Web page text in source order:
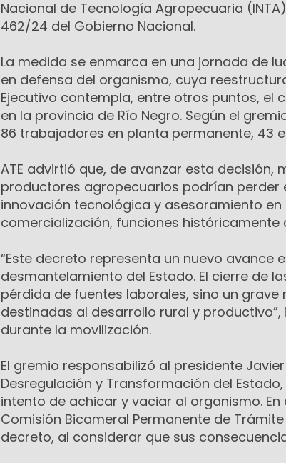
Nacional de Tecnología Agropecuaria
462/24 del Gobierno Nacional.
La medida se enmarca en una jornada de
en defensa del organismo, cuya
Ejecutivo contempla, entre otros puntos, el
en la provincia de Río Negro. Según el
86 trabajadores en planta permanente, 43
ATE advirtió que, de avanzar esta decisión,
productores agropecuarios podrían perder
innovación tecnológica y asesoramiento
comercialización, funciones históricamente
“Este decreto representa un nuevo avance
desmantelamiento del Estado. El cierre de
pérdida de fuentes laborales, sino un
destinadas al desarrollo rural y
durante la movilización.
El gremio responsabilizó al presidente
Desregulación y Transformación del
intento de achicar y vaciar al organismo. En
Comisión Bicameral Permanente de
decreto, al considerar que sus